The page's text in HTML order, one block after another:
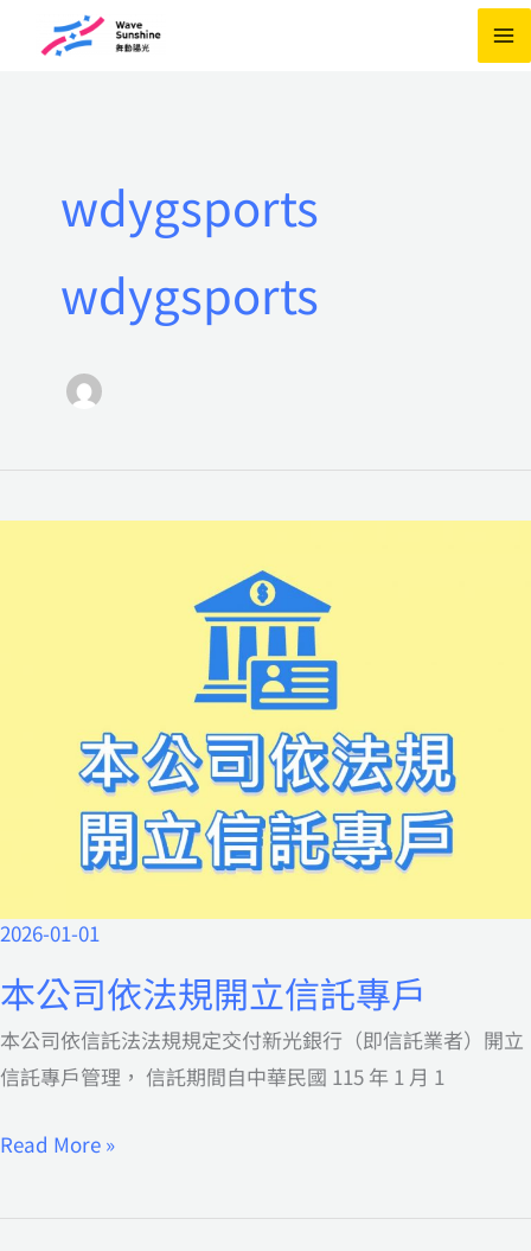
wdygsports
wdygsports
2026-01-01
本公司依法規開立信託專戶
本公司依信託法法規規定交付新光銀行（即信託業者）開立
信託專戶管理， 信託期間自中華民國 115 年 1 月 1
本
公
司
依
法
開
Read More »